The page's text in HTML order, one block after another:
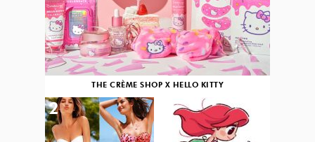
THE CRÈME SHOP X HELLO KITTY
2 3